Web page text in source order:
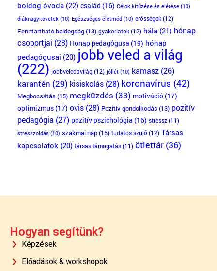
boldog óvoda(22) család (16) Célok kitűzése és elérése(10)
diáknagykövetek(10) Egészséges életmód(10) erősségek(12)
Fenntartható boldogság(13) gyakorlatok(12) hála(21) hónap
csoportjai (28) Hónap pedagógusa (19) hónap
pedagógusai (20) jobb veled a világ
(222) jobbveledavilág (12) jóllét(10) kamasz(26)
karantén (29) kisiskolás(28) koronavírus (42)
Megbocsátás (15) megküzdés (33) motiváció(17)
optimizmus(17) ovis(28) Pozitív gondolkodás (13) pozitív
pedagógia (27) pozitív pszichológia (16) stressz(11)
stresszoldás(10) szakmai nap(15) tudatos szülő(12) Társas
kapcsolatok(20) társas támogatás(11) ötlettár(36)
Hogyan segítünk?
Képzések
Előadások & workshopok